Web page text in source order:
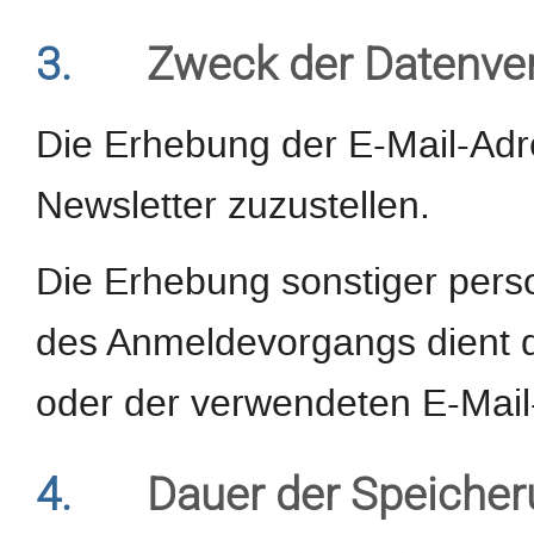
3. Zweck der
Die Erhebung der E-Mail-
Newsletter zuzustellen.
Die Erhebung sonstiger
des Anmeldevorgangs dient
oder der verwendeten E-
4. Dauer der